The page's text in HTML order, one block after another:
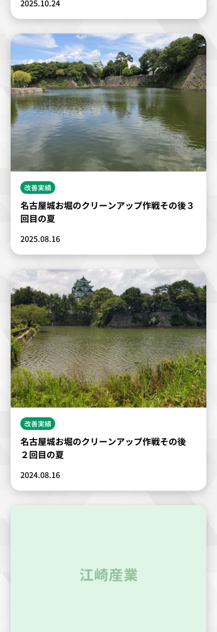
2025.10.24
改善実績
名古屋城お堀のクリーンアップ作戦その後３
回目の夏
2025.08.16
改善実績
名古屋城お堀のクリーンアップ作戦その後
２回目の夏
2024.08.16